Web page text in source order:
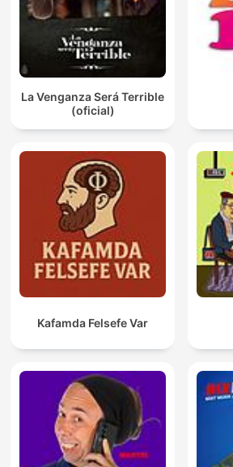
La Venganza Será Terrible
(oficial)
Kafamda Felsefe Var